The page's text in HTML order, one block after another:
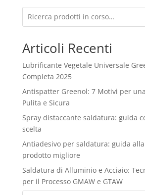
originale
era:
13,00 €.
attuale
è:
9,99 €.
Articoli Recenti
Lubrificante Vegetale Universale
Completa 2025
Antispatter Greenol: 7 Motivi per
Pulita e Sicura
Spray distaccante saldatura: guida
scelta
Antiadesivo per saldatura: guida
prodotto migliore
Saldatura di Alluminio e Acciaio:
per il Processo GMAW e GTAW